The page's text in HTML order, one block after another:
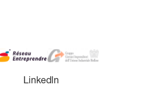
Reseau EntreprendreGruppo giovani
Linkedln